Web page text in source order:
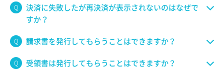
決済に失敗したが再決済が表示されないのはなぜで
すか？
請求書を発行してもらうことはできますか？
受領書は発行してもらうことはできますか？